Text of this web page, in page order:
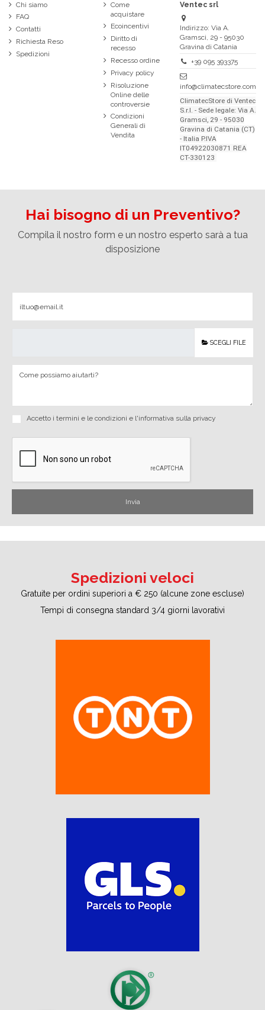
Chi siamo
FAQ
Contatti
Richiesta Reso
Spedizioni
Come
acquistare
Ecoincentivi
Diritto di
recesso
Recesso ordine
Privacy policy
Risoluzione
Online delle
controversie
Condizioni
Generali di
Vendita
Ventec srl
Indirizzo: Via A.
Gramsci, 29 - 95030
Gravina di Catania
+39 095 393375
info@climatecstore.com
ClimatecStore di Ventec
S.r.l. - Sede legale: Via A.
Gramsci, 29 - 95030
Gravina di Catania (CT)
- Italia P.IVA
IT04922030871 REA
CT-330123
Hai bisogno di un Preventivo?
Compila il nostro form e un nostro esperto sarà a tua
disposizione
SCEGLI FILE
Accetto i termini e le condizioni e l'informativa sulla privacy
Spedizioni veloci
Gratuite per ordini superiori a € 250 (alcune zone escluse)
Tempi di consegna standard 3/4 giorni lavorativi